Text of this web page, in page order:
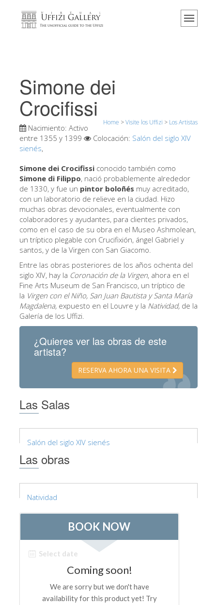
Home
Eventos y exposiciones
Los comentarios de los visitantes
Contáctenos
Visite los Uffizi
Visita virtual
Las obras
Las salas
Los Artistas
Las nuevas salas
Otros Museos
Museo del Bargello
Galería de la Academia
Galería Palatina
Museo Arqueológico
La Torre de Arnolfo
Reserve ahora
Reserve una visita guiada
ENGLISH
Simone dei
Crocifissi
Home >Visite los Uffizi > Los Artistas
Nacimiento: Activo
entre 1355 y 1399
Colocación: Salón del siglo XIV
sienés,
Simone dei Crocifissi conocido también como
Simone di Filippo, nació probablemente alrededor
de 1330, y fue un pintor boloñés muy acreditado,
con un laboratorio de relieve en la ciudad. Hizo
muchas obras devocionales, eventualmente con
colaboradores y ayudantes, para clientes privados,
como en el caso de su obra en el Museo Ashmolean,
un tríptico plegable con Crucifixión, ángel Gabriel y
santos, y de la Virgen con San Giacomo.
Entre las obras posteriores de los años ochenta del
siglo XIV, hay la Coronación de la Virgen, ahora en el
Fine Arts Museum de San Francisco, un tríptico de
la Virgen con el Niño, San Juan Bautista y Santa María
Magdalena, expuesto en el Louvre y la Natividad, de la
Galería de los Uffizi.
¿Quieres ver las obras de este
artista?
RESERVA AHORA UNA VISITA
Las Salas
Salón del siglo XIV sienés
Las obras
Natividad